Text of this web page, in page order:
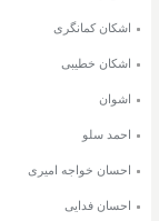
اشکان کمانگری
اشکان خطیبی
اشوان
احمد سلو
احسان خواجه امیری
احسان فدایی